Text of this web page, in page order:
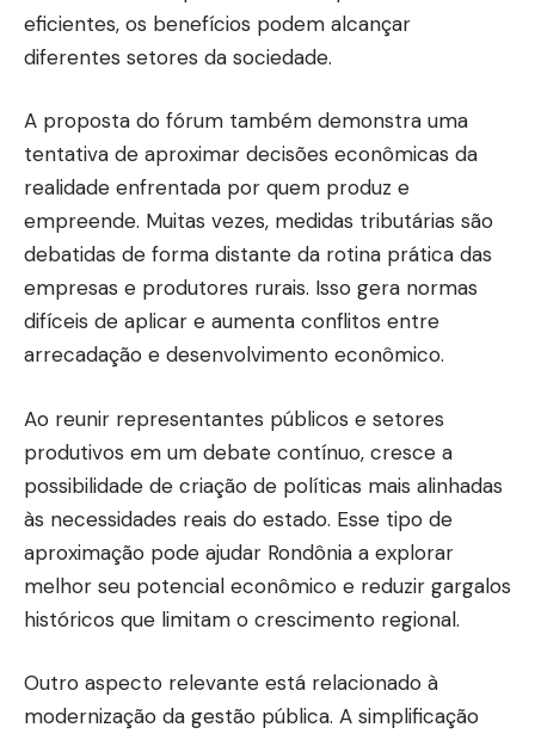
eficientes, os benefícios podem alcançar
diferentes setores da sociedade.
A proposta do fórum também demonstra uma
tentativa de aproximar decisões econômicas da
realidade enfrentada por quem produz e
empreende. Muitas vezes, medidas tributárias são
debatidas de forma distante da rotina prática das
empresas e produtores rurais. Isso gera normas
difíceis de aplicar e aumenta conflitos entre
arrecadação e desenvolvimento econômico.
Ao reunir representantes públicos e setores
produtivos em um debate contínuo, cresce a
possibilidade de criação de políticas mais alinhadas
às necessidades reais do estado. Esse tipo de
aproximação pode ajudar Rondônia a explorar
melhor seu potencial econômico e reduzir gargalos
históricos que limitam o crescimento regional.
Outro aspecto relevante está relacionado à
modernização da gestão pública. A simplificação